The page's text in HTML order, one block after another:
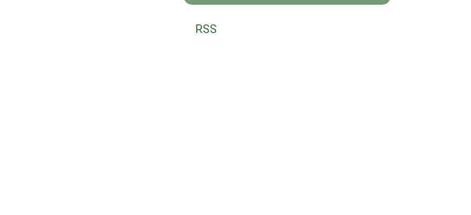
RSS